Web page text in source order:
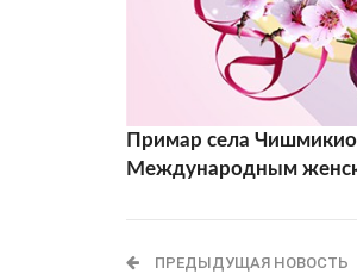
Примар села
Международным
ПРЕДЫДУЩАЯ НОВОСТЬ